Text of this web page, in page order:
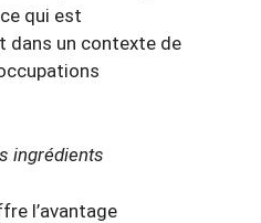
qui est
dans un contexte de
ingrédients
l’avantage